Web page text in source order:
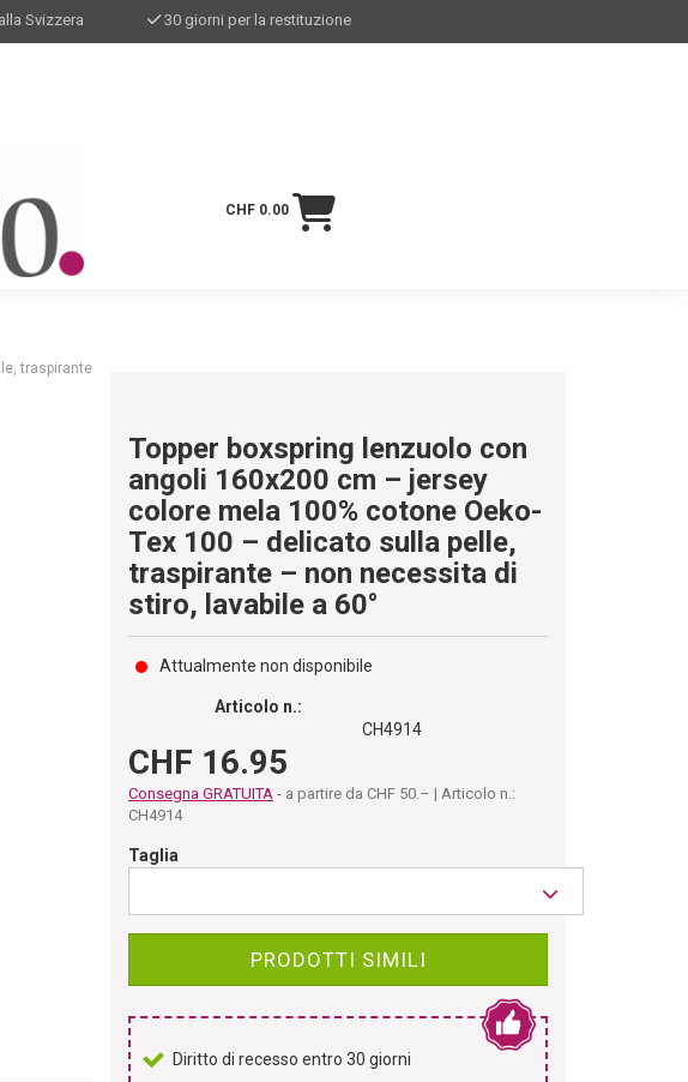
Svizzera 30 giorni per la restituzione
CHF 0.00
traspirante
Topper boxspring lenzuolo con
angoli 160x200 cm – jersey
colore mela 100% cotone Oeko-
Tex 100 – delicato sulla pelle,
traspirante – non necessita di
stiro, lavabile a 60°
Attualmente non disponibile
Articolo n.:
CH4914
CHF 16.95
Consegna GRATUITA - a partire da CHF 50.– | Articolo n.:
CH4914
Taglia
PRODOTTI SIMILI
Diritto di recesso entro 30 giorni